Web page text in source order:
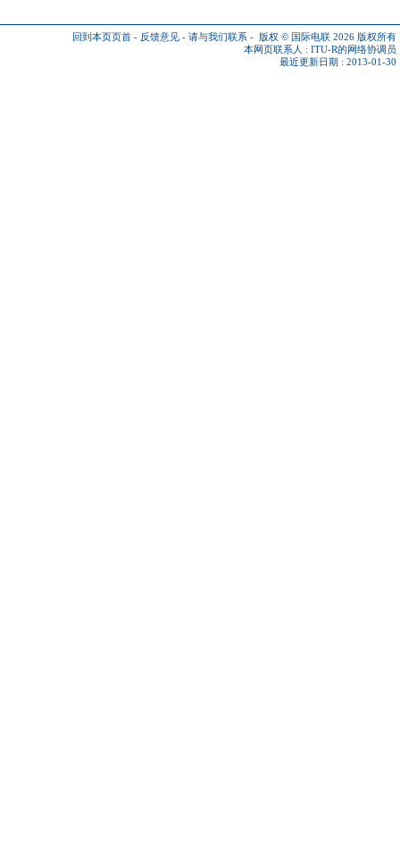
回到本页页首 - 反馈意见 - 请与我们联系 - 版权 © 国际电联 2026 版权所有
本网页联系人 : ITU-R的网络协调员
最近更新日期 : 2013-01-30